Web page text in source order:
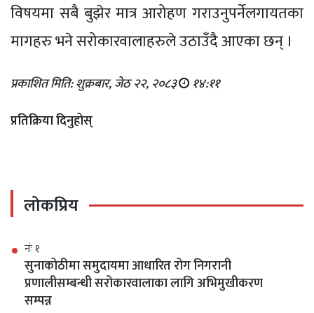
विषयमा सबै बुझेर मात्र आरोहण गराउनुपर्नेलगायतका
मागहरु भने सरोकारवालाहरुले उठाउँदै आएका छन् ।
प्रकाशित मिति: शुक्रबार, जेठ २२, २०८३ १४:११
प्रतिक्रिया दिनुहोस्
लोकप्रिय
नंः १
सुनाकोठीमा समुदायमा आधारित रोग निगरानी
प्रणालीसम्बन्धी सरोकारवालाका लागि अभिमुखीकरण
सम्पन्न